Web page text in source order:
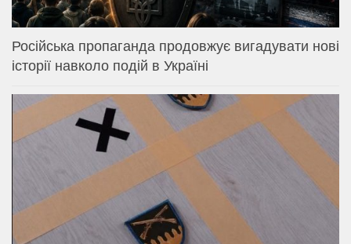
Російська пропаганда продовжує вигадувати нові
історії навколо подій в Україні